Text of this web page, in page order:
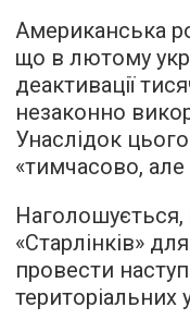
Американська
що в лютому
деактивації
незаконно
Унаслідок
«тимчасово, але
«Старлінків»
провести
територіальних